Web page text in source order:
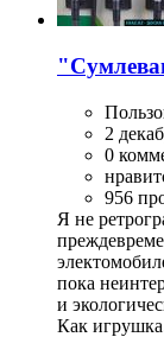
2
0
956
Я не
пока
и
Как